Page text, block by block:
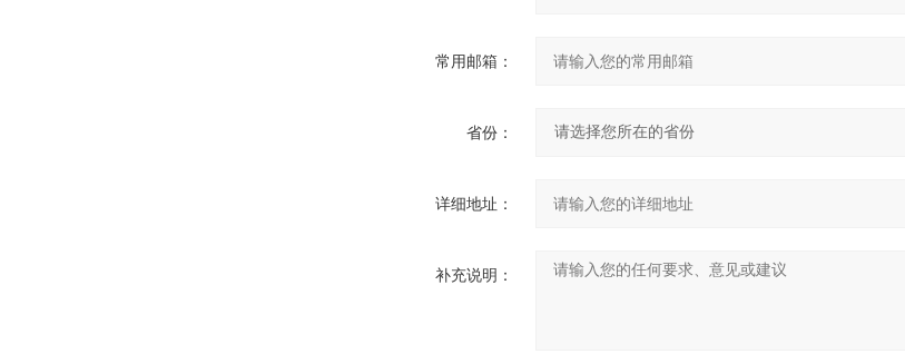
常用邮箱：
省份：
详细地址：
补充说明：